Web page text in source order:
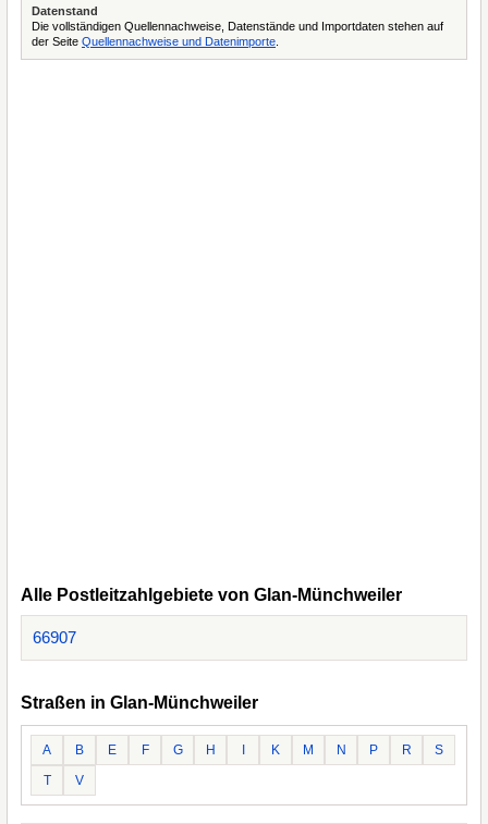
Datenstand
Die vollständigen Quellennachweise, Datenstände und Importdaten stehen auf
der Seite Quellennachweise und Datenimporte
Alle Postleitzahlgebiete von Glan-Münchweiler
66907
Straßen in Glan-Münchweiler
A B E F G H K M N P R
S
T
V